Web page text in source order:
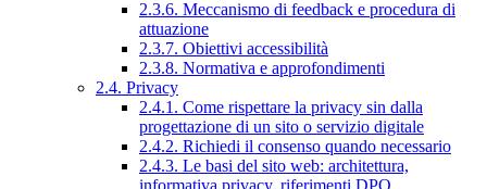
2.3.6. Meccanismo di feedback e procedura di
attuazione
2.3.7. Obiettivi accessibilità
2.3.8. Normativa e approfondimenti
2.4. Privacy
2.4.1. Come rispettare la privacy sin dalla
progettazione di un sito o servizio digitale
2.4.2. Richiedi il consenso quando necessario
2.4.3. Le basi del sito web: architettura,
informativa privacy, riferimenti DPO